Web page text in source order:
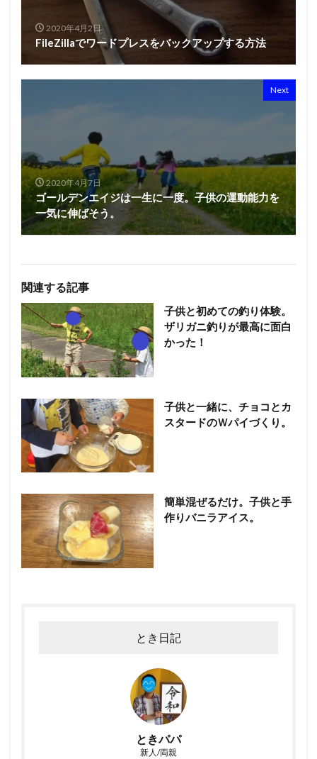
2020年4月2日
FileZillaでワードプレスをバックアップする方法
Next
2020年4月7日
ゴールデンエイジは一生に一度。子供の運動能力を
一気に伸ばそう。
関連する記事
子供と初めての釣り体験。
ザリガニ釣りが最高に面白
かった！
子供と一緒に、チョコとカ
スタードのＷパイづくり。
簡単混ぜるだけ。子供と手
作りバニラアイス。
とき日記
ときパパ
新人/両親